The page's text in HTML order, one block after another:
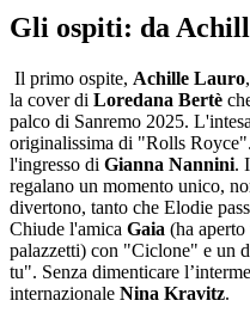
Gli ospiti: da
Il primo ospite, Achille Lauro
la cover di Loredana Bertè
palco di Sanremo 2025.
originalissima di "Rolls
l'ingresso di Gianna Nannini.
regalano un momento unico,
divertono, tanto che Elodie
Chiude l'amica Gaia (ha
palazzetti) con "Ciclone" e un
tu". Senza dimenticare
internazionale Nina Kravitz.